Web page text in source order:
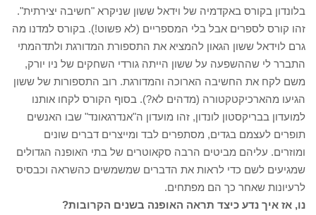
בלונדון בקורס באקדמיה של וידאל ששון שניקרא "חשיבה יצירתית".
זהו קורס לספרים אבל בלי המספריים (לא פשוט!). בקורס למדנו מה
גרם לוידאל ששון הגאון להמציא את התספורת המדורגת ולתדהמתי
התברר לי שההשפעה על ששון הייתה גורדי השחקים של ניו יורק,
משם לקח את החשיבה הארוכה והמדורגת. רוב התספורות של ששון
הגיעו מהארכיקטקטורה (מדהים לא?). בסוף הקורס לקחו אותנו
למועדון בבריקסטון לונדון, זהו מועדון ה"אנדרגאונד" שבו האנשים
תופרים לעצמם בגדים, מסתפרים לבד ומייצרים דברים שונים
ומוזרים. עליהם מביטים הרבה סקאוטרים של בתי האופנה הגדולים
שמגיעים לשם כדי לראות את הדברים שמשמשים כהשראה וכבסיס
לרעיונות שאחר כך הם מפתחים.
נו, אז איך נדע כיצד תראה האופנה בשנים הקרובות?